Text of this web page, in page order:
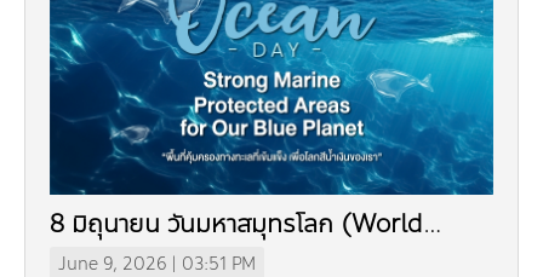
8 มิถุนายน วันมหาสมุทรโลก (World
Ocean Day)
June 9, 2026 | 03:51 PM